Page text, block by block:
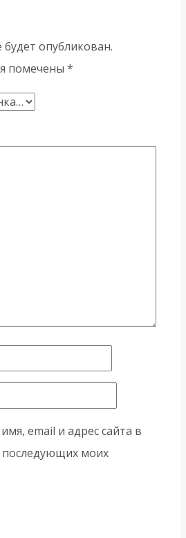
опубликован.
помечены *
email и адрес сайта в
последующих моих